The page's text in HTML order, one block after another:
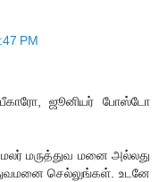
PM
ஜூனியர் போஸ்டோ
மலர் மருத்துவ மனை அல்லது
செல்லுங்கள். உடனே